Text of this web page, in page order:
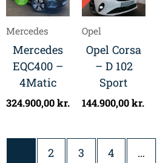
Mercedes
Mercedes
EQC400 –
4Matic
324.900,00kr.
Opel
Opel Corsa
– D 102
Sport
144.900,00kr.
2 3 4 …